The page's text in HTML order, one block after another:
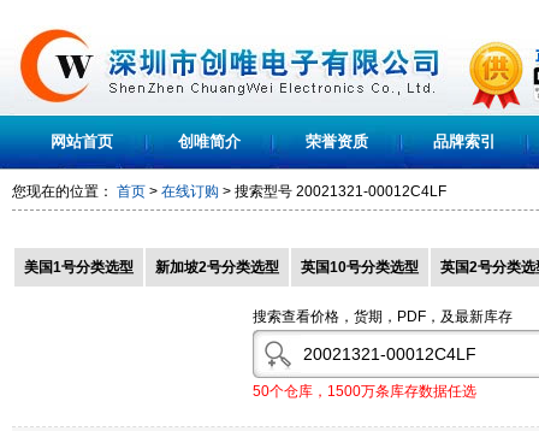
网站首页 创唯简介 荣誉资质 品牌索引
您现在的位置： 首页 > 在线订购 > 搜索型号 20021321-00012C4LF
美国1号分类选型 新加坡2号分类选型 英国10号分类选型 英国2号分类选
搜索查看价格，货期，PDF，及最新库存
50个仓库，1500万条库存数据任选